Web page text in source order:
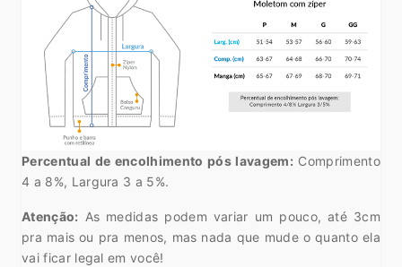
Percentual de encolhimento pós lavagem: Comprimento
4 a 8%, Largura 3 a 5%.
Atenção: As medidas podem variar um pouco, até 3cm
pra mais ou pra menos, mas nada que mude o quanto ela
vai ficar legal em você!